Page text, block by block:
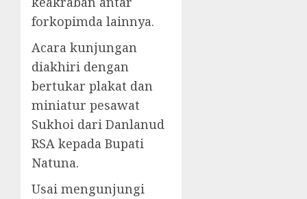
forkopimda lainnya.
Acara kunjungan
diakhiri dengan
bertukar plakat dan
miniatur pesawat
Sukhoi dari Danlanud
RSA kepada Bupati
Natuna.
Usai mengunjungi